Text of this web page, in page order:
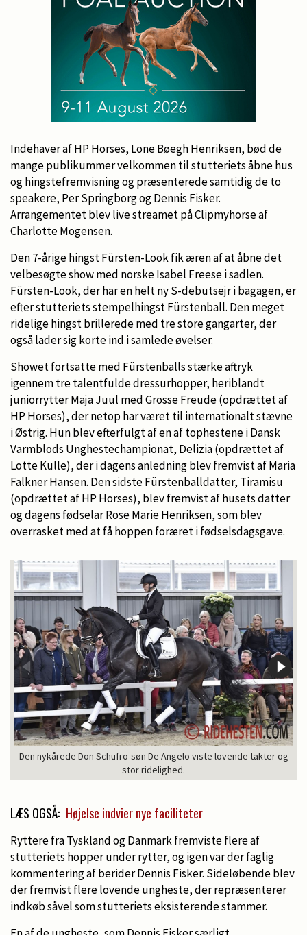
Indehaver af HP Horses, Lone Bøegh Henriksen, bød de
mange publikummer velkommen til stutteriets åbne hus
og hingstefremvisning og præsenterede samtidig de to
speakere, Per Springborg og Dennis Fisker.
Arrangementet blev live streamet på Clipmyhorse af
Charlotte Mogensen.
Den 7-årige hingst Fürsten-Look fik æren af at åbne det
velbesøgte show med norske Isabel Freese i sadlen.
Fürsten-Look, der har en helt ny S-debutsejr i bagagen, er
efter stutteriets stempelhingst Fürstenball. Den meget
ridelige hingst brillerede med tre store gangarter, der
også lader sig korte ind i samlede øvelser.
Showet fortsatte med Fürstenballs stærke aftryk
igennem tre talentfulde dressurhopper, heriblandt
juniorrytter Maja Juul med Grosse Freude (opdrættet af
HP Horses), der netop har været til internationalt stævne
i Østrig. Hun blev efterfulgt af en af tophestene i Dansk
Varmblods Unghestechampionat, Delizia (opdrættet af
Lotte Kulle), der i dagens anledning blev fremvist af Maria
Falkner Hansen. Den sidste Fürstenballdatter, Tiramisu
(opdrættet af HP Horses), blev fremvist af husets datter
og dagens fødselar Rose Marie Henriksen, som blev
overrasket med at få hoppen foræret i fødselsdagsgave.
Den nykårede Don Schufro-søn De Angelo viste lovende takter og
stor ridelighed.
LÆS OGSÅ: Højelse indvier nye faciliteter
Ryttere fra Tyskland og Danmark fremviste flere af
stutteriets hopper under rytter, og igen var der faglig
kommentering af berider Dennis Fisker. Sideløbende blev
der fremvist flere lovende ungheste, der repræsenterer
indkøb såvel som stutteriets eksisterende stammer.